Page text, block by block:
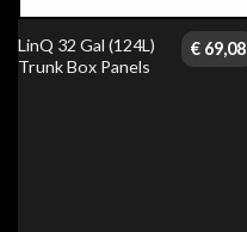
LinQ 32 Gal (124L)
Trunk Box Panels
€ 69,08